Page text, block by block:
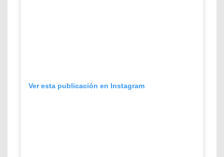
Ver esta publicación en Instagram